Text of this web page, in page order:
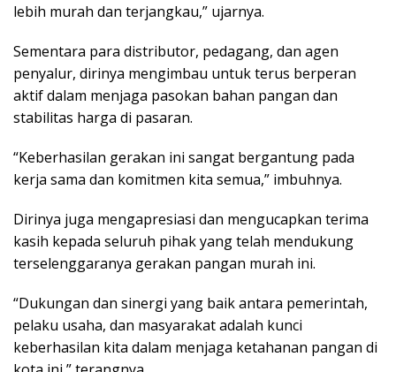
lebih murah dan terjangkau,” ujarnya.
Sementara para distributor, pedagang, dan agen
penyalur, dirinya mengimbau untuk terus berperan
aktif dalam menjaga pasokan bahan pangan dan
stabilitas harga di pasaran.
“Keberhasilan gerakan ini sangat bergantung pada
kerja sama dan komitmen kita semua,” imbuhnya.
Dirinya juga mengapresiasi dan mengucapkan terima
kasih kepada seluruh pihak yang telah mendukung
terselenggaranya gerakan pangan murah ini.
“Dukungan dan sinergi yang baik antara pemerintah,
pelaku usaha, dan masyarakat adalah kunci
keberhasilan kita dalam menjaga ketahanan pangan di